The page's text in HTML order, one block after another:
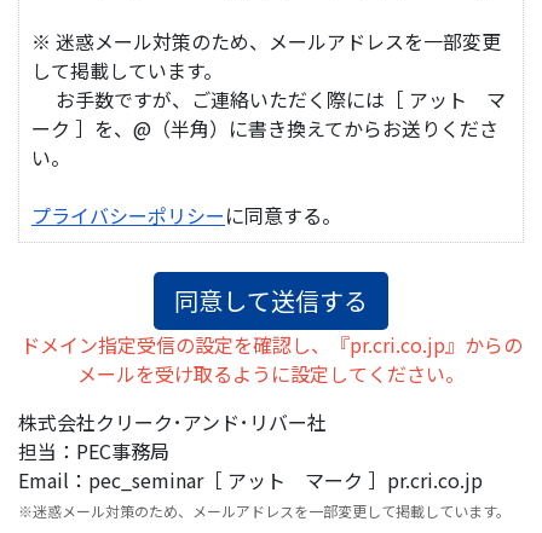
※ 迷惑メール対策のため、メールアドレスを一部変更
して掲載しています。
お手数ですが、ご連絡いただく際には［ アット マ
ーク ］を、@（半角）に書き換えてからお送りくださ
い。
プライバシーポリシーに同意する。
ドメイン指定受信の設定を確認し、『pr.cri.co.jp』からの
メールを受け取るように設定してください。
株式会社クリーク･アンド･リバー社
担当：PEC事務局
Email：pec_seminar［ アット マーク ］pr.cri.co.jp
※迷惑メール対策のため、メールアドレスを一部変更して掲載しています。